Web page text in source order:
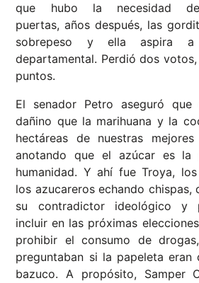
que hubo la necesidad
puertas, años después, las
sobrepeso y ella aspira
departamental. Perdió dos
puntos.
El senador Petro aseguró
dañino que la marihuana y la
hectáreas de nuestras
anotando que el azúcar es
humanidad. Y ahí fue Troya,
los azucareros echando chispas,
su contradictor ideológico y
incluir en las próximas
prohibir el consumo de
preguntaban si la papeleta eran
bazuco. A propósito, Samper